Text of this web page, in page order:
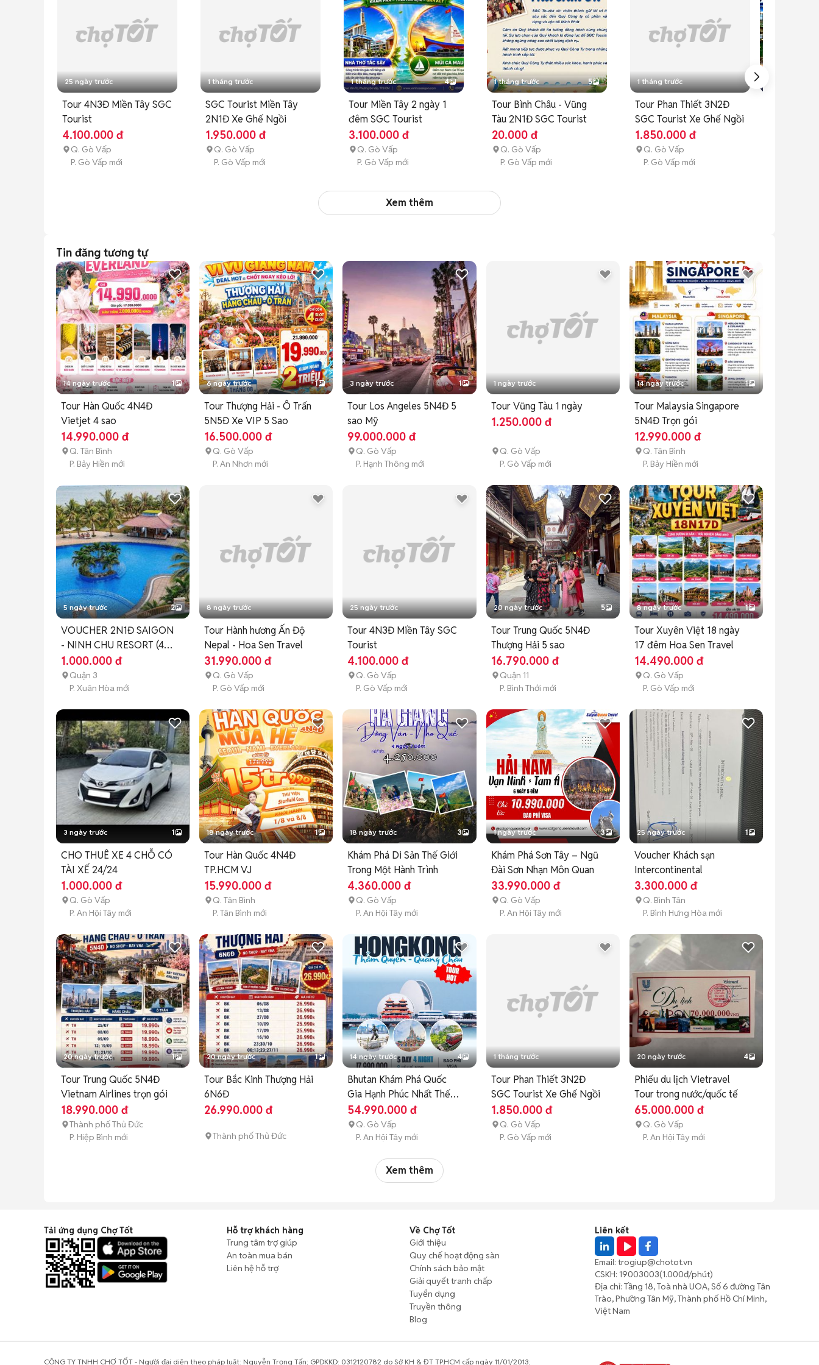
🌐 *** 📍 1147 Phan Văn Trị, Phường Gò Vấp, TP.HCM
☎️ Hotline: ***
25 ngày trước
Tour 4N3Đ Miền Tây SGC
Tourist
4.100.000 đ
Q. Gò Vấp
P. Gò Vấp mới
1 tháng trước
SGC Tourist Miền Tây
2N1Đ Xe Ghế Ngồi
1.950.000 đ
Q. Gò Vấp
P. Gò Vấp mới
1 tháng trước 4
Tour Miền Tây 2 ngày 1
đêm SGC Tourist
3.100.000 đ
Q. Gò Vấp
P. Gò Vấp mới
1 tháng trước 5
Tour Bình Châu - Vũng
Tàu 2N1Đ SGC Tourist
20.000 đ
Q. Gò Vấp
P. Gò Vấp mới
1 tháng trước
Tour Phan Thiết 3N2Đ
SGC Tourist Xe Ghế Ngồi
1.850.000 đ
Q. Gò Vấp
P. Gò Vấp mới
Xem thêm
Tin đăng tương tự
14 ngày trước 1
Tour Hàn Quốc 4N4Đ
Vietjet 4 sao
14.990.000 đ
Q. Tân Bình
P. Bảy Hiền mới
6 ngày trước 1
Tour Thượng Hải - Ô Trấn
5N5Đ Xe VIP 5 Sao
16.500.000 đ
Q. Gò Vấp
P. An Nhơn mới
3 ngày trước 1
Tour Los Angeles 5N4Đ 5
sao Mỹ
99.000.000 đ
Q. Gò Vấp
P. Hạnh Thông mới
1 ngày trước
Tour Vũng Tàu 1 ngày
1.250.000 đ
Q. Gò Vấp
P. Gò Vấp mới
14 ngày trước 1
Tour Malaysia Singapore
5N4Đ Trọn gói
12.990.000 đ
Q. Tân Bình
P. Bảy Hiền mới
5 ngày trước 2
VOUCHER 2N1Đ SAIGON
- NINH CHU RESORT (4
SAO)
1.000.000 đ
Quận 3
P. Xuân Hòa mới
8 ngày trước
Tour Hành hương Ấn Độ
Nepal - Hoa Sen Travel
31.990.000 đ
Q. Gò Vấp
P. Gò Vấp mới
25 ngày trước
Tour 4N3Đ Miền Tây SGC
Tourist
4.100.000 đ
Q. Gò Vấp
P. Gò Vấp mới
20 ngày trước 5
Tour Trung Quốc 5N4Đ
Thượng Hải 5 sao
16.790.000 đ
Quận 11
P. Bình Thới mới
8 ngày trước 1
Tour Xuyên Việt 18 ngày
17 đêm Hoa Sen Travel
14.490.000 đ
Q. Gò Vấp
P. Gò Vấp mới
3 ngày trước 1
CHO THUÊ XE 4 CHỖ CÓ
TÀI XẾ 24/24
1.000.000 đ
Q. Gò Vấp
P. An Hội Tây mới
18 ngày trước 1
Tour Hàn Quốc 4N4Đ
TP.HCM VJ
15.990.000 đ
Q. Tân Bình
P. Tân Bình mới
18 ngày trước 3
Khám Phá Di Sản Thế Giới
Trong Một Hành Trình
4.360.000 đ
Q. Gò Vấp
P. An Hội Tây mới
1 ngày trước 3
Khám Phá Sơn Tây – Ngũ
Đài Sơn Nhạn Môn Quan
33.990.000 đ
Q. Gò Vấp
P. An Hội Tây mới
25 ngày trước 1
Voucher Khách sạn
Intercontinental
3.300.000 đ
Q. Bình Tân
P. Bình Hưng Hòa mới
20 ngày trước 1
Tour Trung Quốc 5N4Đ
Vietnam Airlines trọn gói
18.990.000 đ
Thành phố Thủ Đức
P. Hiệp Bình mới
20 ngày trước 1
Tour Bắc Kinh Thượng Hải
6N6Đ
26.990.000 đ
Thành phố Thủ Đức
14 ngày trước 4
Bhutan Khám Phá Quốc
Gia Hạnh Phúc Nhất Thế
Giới
54.990.000 đ
Q. Gò Vấp
P. An Hội Tây mới
1 tháng trước
Tour Phan Thiết 3N2Đ
SGC Tourist Xe Ghế Ngồi
1.850.000 đ
Q. Gò Vấp
P. Gò Vấp mới
20 ngày trước 4
Phiếu du lịch Vietravel
Tour trong nước/quốc tế
65.000.000 đ
Q. Gò Vấp
P. An Hội Tây mới
Xem thêm
Tải ứng dụng Chợ Tốt
Hỗ trợ khách hàng
Trung tâm trợ giúp
An toàn mua bán
Liên hệ hỗ trợ
Về Chợ Tốt
Giới thiệu
Quy chế hoạt động sàn
Chính sách bảo mật
Giải quyết tranh chấp
Tuyển dụng
Truyền thông
Blog
Liên kết
Email: trogiup@chotot.vn
CSKH: 19003003(1.000đ/phút)
Địa chỉ: Tầng 18, Toà nhà UOA, Số 6 đường Tân
Trào, Phường Tân Mỹ, Thành phố Hồ Chí Minh,
Việt Nam
CÔNG TY TNHH CHỢ TỐT - Người đại diện theo pháp luật: Nguyễn Trọng Tấn; GPDKKD: 0312120782 do Sở KH & ĐT TP.HCM cấp ngày 11/01/2013;